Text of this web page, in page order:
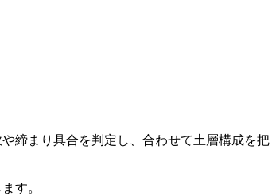
締まり具合を判定し、合わせて土層構成を把
す。